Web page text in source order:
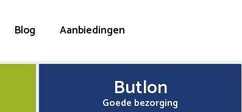
Blog Aanbiedingen
Butlon
Goede bezorging